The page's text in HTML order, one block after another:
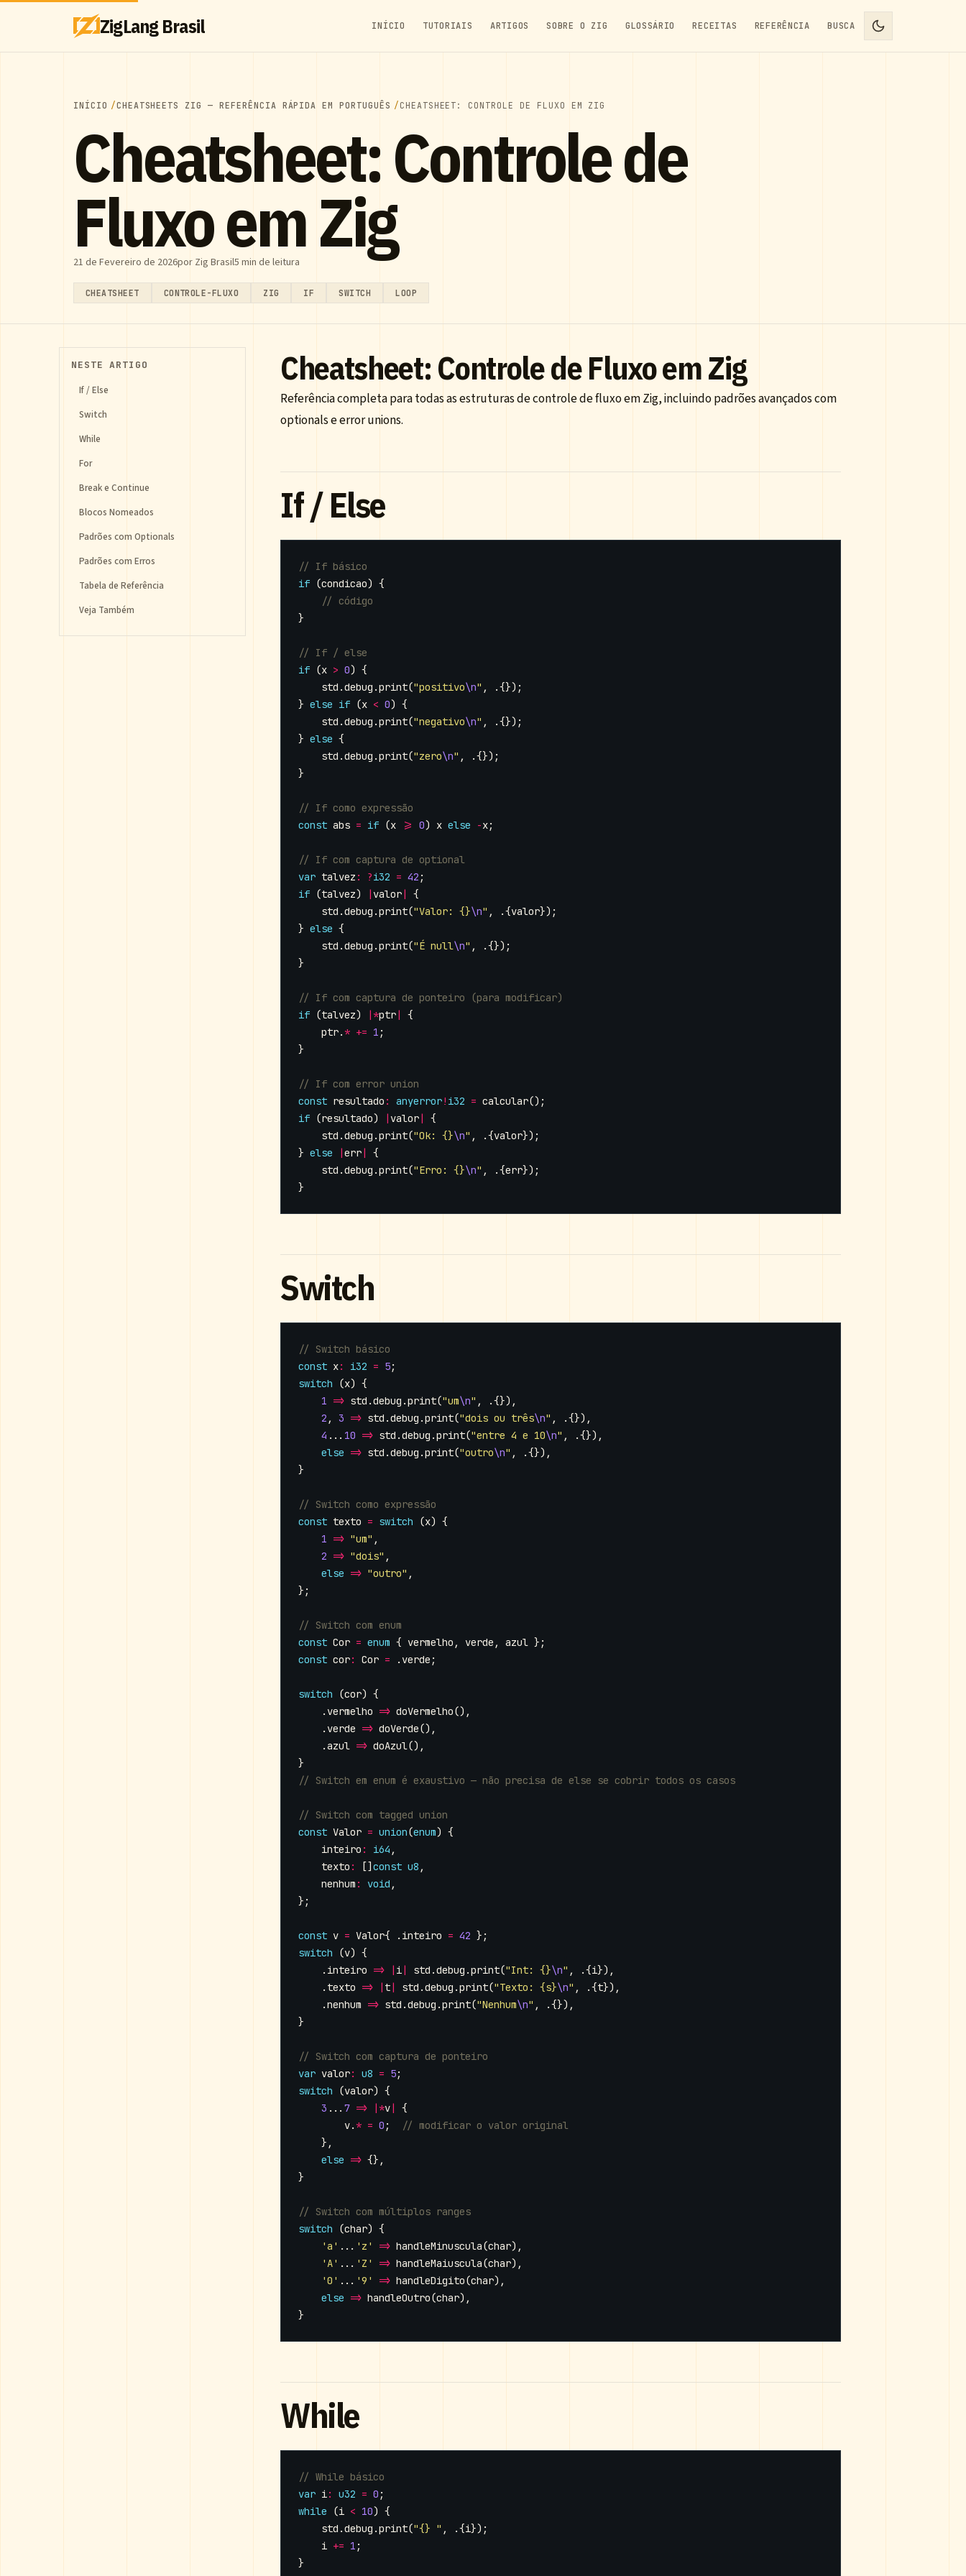
ZigLang Brasil INÍCIO TUTORIAIS ARTIGOS SOBRE O ZIG GLOSSÁRIO RECEITAS REFERÊNCIA BUSCA
INÍCIO CHEATSHEETS ZIG — REFERÊNCIA RÁPIDA EM PORTUGUÊS CHEATSHEET: CONTROLE DE FLUXO EM ZIG
Cheatsheet: Controle de
Fluxo em Zig
21 de Fevereiro de 2026por Zig Brasil5 min de leitura
CHEATSHEET CONTROLE-FLUXO ZIG IF SWITCH LOOP
NESTE ARTIGO
If / Else
Switch
While
For
Break e Continue
Blocos Nomeados
Padrões com Optionals
Padrões com Erros
Tabela de Referência
Veja Também
Cheatsheet: Controle de Fluxo em Zig
Referência completa para todas as estruturas de controle de fluxo em Zig, incluindo padrões avançados com
optionals e error unions.
If / Else
if (condicao) {
}
if (x > 0) {
std .debug .print("positivo\n" ,
.{});
} else if (x < 0) {
std .debug .print("negativo\n" ,
.{});
} else {
std .debug .print("zero\n" ,
.{});
}
const abs = if (x >= 0) x else -x;
var talvez : ?i32 = 42 ;
if (talvez) | valor|
{
std .debug .print("Valor: {}\n" , .{valor});
} else {
std .debug .print("É null\n" ,
.{});
}
if (talvez) |*ptr|
{
ptr. * += 1 ;
}
const resultado : anyerror! i32 = calcular();
if (resultado) | valor|
{
std .debug .print("Ok: {}\n" , .{valor});
} else |err|
{
std .debug .print("Erro: {}\n" , .{err});
}
Switch
const x: i32 = 5;
switch
(x) {
1 => std .debug .print("um\n" ,
.{}),
2 , 3 => std .debug .print("dois ou três\n" ,
.{}),
4 ... 10 => std .debug .print("entre 4 e 10\n" ,
.{}),
else => std .debug .print("outro\n" ,
.{}),
}
const texto = switch (x) {
1 => "um" ,
2 => "dois" ,
else => "outro" ,
};
const Cor = enum { vermelho , verde , azul };
const cor: Cor = . verde ;
switch (cor) {
. vermelho => doVermelho(),
. verde => doVerde(),
.azul => doAzul(),
}
const Valor = union(enum) {
inteiro : i64 ,
texto : [] const u8 ,
nenhum : void ,
};
const v = Valor{ . inteiro = 42 };
switch
(v) {
. inteiro => | i| std .debug .print("Int: {}\n" , .{i}),
. texto => | t| std .debug .print("Texto: {s}\n" , .{t}),
.nenhum => std .debug .print("Nenhum\n" ,
.{}),
}
var valor: u8 = 5;
switch
(valor) {
3 ... 7 => |*v|
{
v. * = 0 ;
},
else => {},
}
switch
(char) {
'a' ... 'z' => handleMinuscula(char),
'A' ... 'Z' => handleMaiuscula(char),
'0' ... '9' => handleDigito(char),
else => handleOutro(char),
}
While
var i: u32 = 0 ;
while
(i < 10) {
std .debug .print("{} " , .{i});
i += 1 ;
}